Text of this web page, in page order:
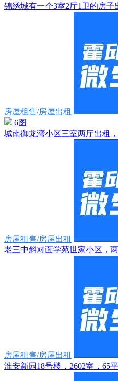
锦绣城有一个3室2厅1卫的房
房屋租售/房屋出租
6图
城南御龙湾小区三室两厅出租
房屋租售/房屋出租
老三中斜对面学苑世家小区，
房屋租售/房屋出租
淮安新园18号楼，2602室，65